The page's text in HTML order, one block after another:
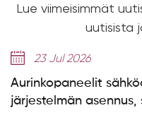
Lue viimeisimmät
uutisista
23 Jul 2026
Aurinkopaneelit
järjestelmän